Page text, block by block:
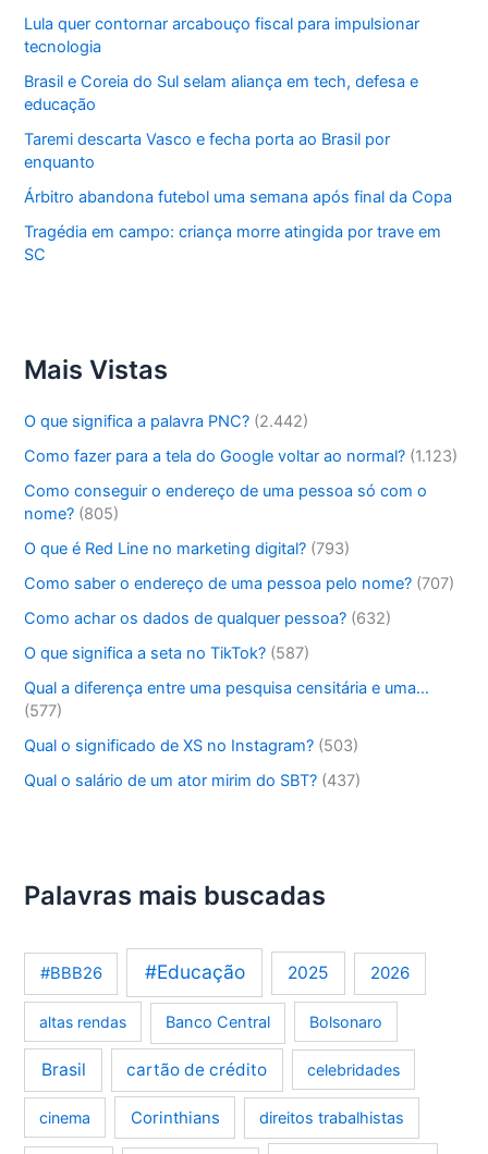
Lula quer contornar arcabouço fiscal para impulsionar
tecnologia
Brasil e Coreia do Sul selam aliança em tech, defesa e
educação
Taremi descarta Vasco e fecha porta ao Brasil por
enquanto
Árbitro abandona futebol uma semana após final da Copa
Tragédia em campo: criança morre atingida por trave em
SC
Mais Vistas
O que significa a palavra PNC? (2.442)
Como fazer para a tela do Google voltar ao normal? (1.123)
Como conseguir o endereço de uma pessoa só com o
nome? (805)
O que é Red Line no marketing digital? (793)
Como saber o endereço de uma pessoa pelo nome? (707)
Como achar os dados de qualquer pessoa? (632)
O que significa a seta no TikTok? (587)
Qual a diferença entre uma pesquisa censitária e uma…
(577)
Qual o significado de XS no Instagram? (503)
Qual o salário de um ator mirim do SBT? (437)
Palavras mais buscadas
#BBB26 #Educação 2025 2026
altas rendas Banco Central Bolsonaro
Brasil cartão de crédito celebridades
cinema Corinthians direitos trabalhistas